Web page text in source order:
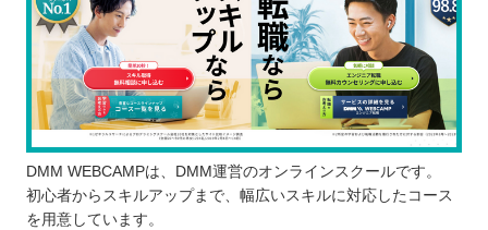
DMM WEBCAMPは、DMM運営のオンラインスクールです。
初心者からスキルアップまで、幅広いスキルに対応したコース
を用意しています。